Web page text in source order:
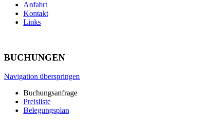
Anfahrt
Kontakt
Links
BUCHUNGEN
Navigation überspringen
Buchungsanfrage
Preisliste
Belegungsplan